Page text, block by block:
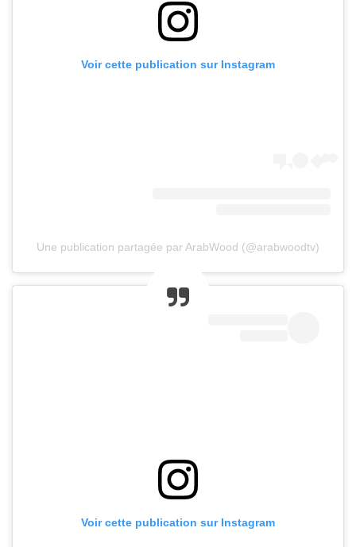
Voir cette publication sur Instagram
Une publication partagée par ArabWood (@arabwoodtv)
Voir cette publication sur Instagram